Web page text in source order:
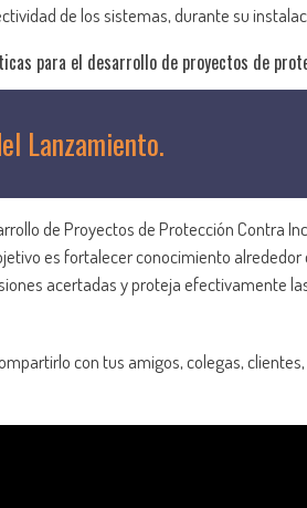
de los sistemas, durante su
para el desarrollo de proyectos de
Lanzamiento.
de Proyectos de Protección Contra
es fortalecer conocimiento alrededor
acertadas y proteja efectivamente
con tus amigos, colegas,